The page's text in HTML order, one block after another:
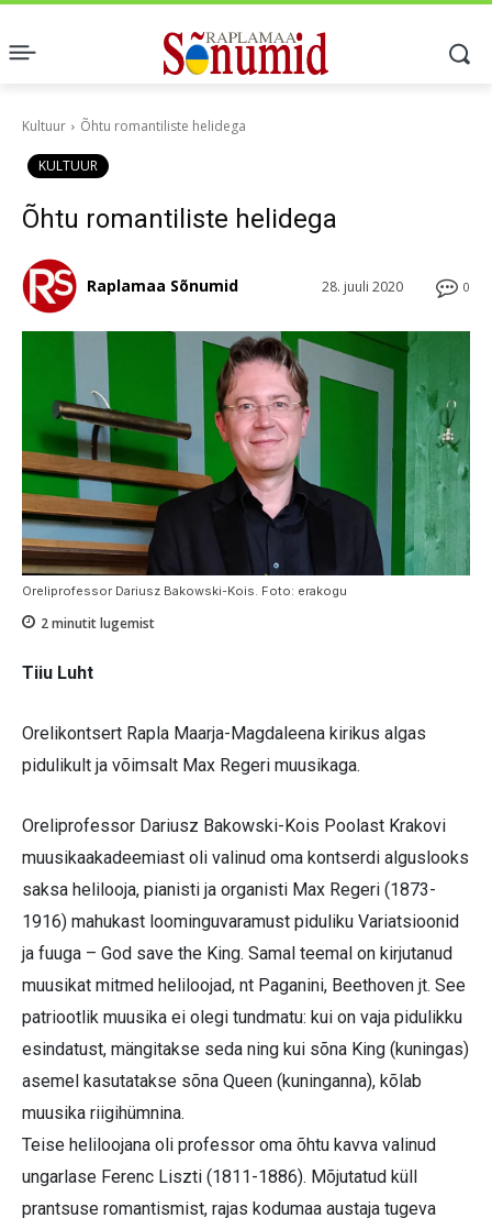
Kultuur Õhtu romantiliste helidega
KULTUUR
Õhtu romantiliste helidega
0
28. juuli 2020
Raplamaa Sõnumid
Oreliprofessor Dariusz Bakowski-Kois. Foto: erakogu
2minutit lugemist
Tiiu Luht
Orelikontsert Rapla Maarja-Magdaleena kirikus algas
pidulikult ja võimsalt Max Regeri muusikaga.
Oreliprofessor Dariusz Bakowski-Kois Poolast Krakovi
muusikaakadeemiast oli valinud oma kontserdi alguslooks
saksa helilooja, pianisti ja organisti Max Regeri (1873-
1916) mahukast loominguvaramust piduliku Variatsioonid
ja fuuga – God save the King. Samal teemal on kirjutanud
muusikat mitmed heliloojad, nt Paganini, Beethoven jt. See
patriootlik muusika ei olegi tundmatu: kui on vaja pidulikku
esindatust, mängitakse seda ning kui sõna King (kuningas)
asemel kasutatakse sõna Queen (kuninganna), kõlab
muusika riigihümnina.
Teise heliloojana oli professor oma õhtu kavva valinud
ungarlase Ferenc Liszti (1811-1886). Mõjutatud küll
prantsuse romantismist, rajas kodumaa austaja tugeva